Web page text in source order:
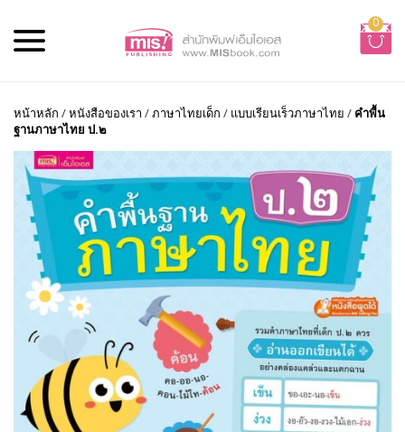
0
หน้าหลัก /หนังสือของเรา /ภาษาไทยเด็ก / แบบเรียนเร็วภาษาไทย / คำพื้น
ฐานภาษาไทย ป.๒